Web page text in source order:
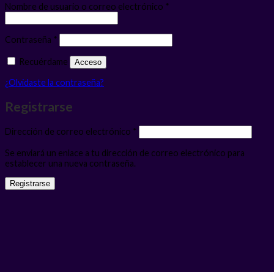
Nombre de usuario o correo electrónico *
Contraseña *
Recuérdame Acceso
¿Olvidaste la contraseña?
Registrarse
Dirección de correo electrónico *
Se enviará un enlace a tu dirección de correo electrónico para
establecer una nueva contraseña.
Registrarse